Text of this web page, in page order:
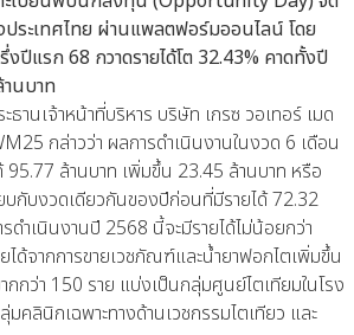
ระเทศไทย ผ่านแพลตฟอร์มออนไลน์ โดย
ปีแรก 68 กวาดรายได้โต 32.43% คาดทั้งปี
นบาท
เจ้าหน้าที่บริหาร บริษัท เกรซ วอเทอร์ เมด
กล่าวว่า ผลการดำเนินงานในงวด 6 เดือน
ล้านบาท เพิ่มขึ้น 23.45 ล้านบาท หรือ
บกับงวดเดียวกันของปีก่อนที่มีรายได้ 72.32
ดำเนินงานปี 2568 นี้จะมีรายได้ไม่น้อยกว่า
ได้จากการขายเวชภัณฑ์และน้ำยาฟอกไตเพิ่มขึ้น
กว่า 150 ราย แบ่งเป็นกลุ่มศูนย์ไตเทียมในโรง
คลินิกเฉพาะทางด้านเวชกรรมไตเทียว และ